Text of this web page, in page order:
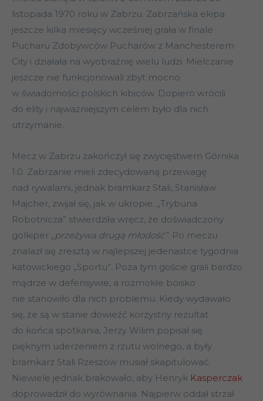
listopada 1970 roku w Zabrzu. Zabrzańska ekipa
jeszcze kilka miesięcy wcześniej grała w finale
Pucharu Zdobywców Pucharów z Manchesterem
City i działała na wyobraźnię wielu ludzi. Mielczanie
jeszcze nie funkcjonowali zbyt mocno
w świadomości polskich kibiców. Dopiero wrócili
do elity i najważniejszym celem było dla nich
utrzymanie.
Mecz w Zabrzu zakończył się zwycięstwem Górnika
1:0. Zabrzanie mieli zdecydowaną przewagę
nad rywalami, jednak bramkarz Stali, Stanisław
Majcher, zwijał się, jak w ukropie. „Trybuna
Robotnicza” stwierdziła wręcz, że doświadczony
golkiper „przeżywa drugą młodość”. Po meczu
znalazł się zresztą w najlepszej jedenastce tygodnia
katowickiego „Sportu”. Poza tym goście grali bardzo
mądrze w defensywie, a rozmokłe boisko
nie stanowiło dla nich problemu. Kiedy wydawało
się, że są w stanie dowieźć korzystny rezultat
do końca spotkania, Jerzy Wilim popisał się
pięknym uderzeniem z rzutu wolnego, a były
bramkarz Stali Rzeszów musiał skapitulować.
Niewiele jednak brakowało, aby Henryk Kasperczak
doprowadził do wyrównania. Najpierw oddał strzał